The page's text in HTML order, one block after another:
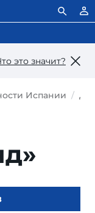
это значит?
Испании